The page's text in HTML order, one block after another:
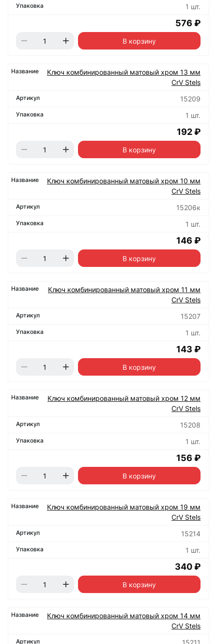
1 шт.
576 ₽
В корзину
Ключ комбинированный матовый хром 13 мм
CrV Stels
15209
1 шт.
192 ₽
В корзину
Ключ комбинированный матовый хром 10 мм
CrV Stels
15206к
1 шт.
146 ₽
В корзину
Ключ комбинированный матовый хром 11 мм
CrV Stels
15207
1 шт.
143 ₽
В корзину
Ключ комбинированный матовый хром 12 мм
CrV Stels
15208
1 шт.
156 ₽
В корзину
Ключ комбинированный матовый хром 19 мм
CrV Stels
15214
1 шт.
340 ₽
В корзину
Ключ комбинированный матовый хром 14 мм
CrV Stels